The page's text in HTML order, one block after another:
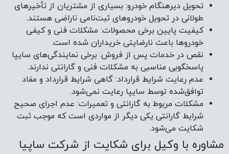
تحویل دیرهنگام خودرو: بسیاری از مشتریان از تأخیرهای
طولانی در تحویل خودروهای ثبت‌نامی ناراضی هستند.
کیفیت پایین برخی محصولات: مشکلات فنی و کیفی
خودروها باعث نارضایتی خریداران شده است.
نقص در خدمات پس از فروش: برخی نمایندگی‌های سایپا
پاسخگویی مناسبی به مشکلات فنی و گارانتی ندارند.
عدم رعایت شرایط قرارداد: گاهی شرایط قرارداد و مفاد
توافق‌شده توسط سایپا رعایت نمی‌شود.
مشکلات مربوط به گارانتی و تعمیرات: عدم اجرای صحیح
شرایط گارانتی یکی دیگر از مواردی است که موجب ثبت
شکایت می‌شود.
مشاوره با وکیل برای شکایت از شرکت ساپیا